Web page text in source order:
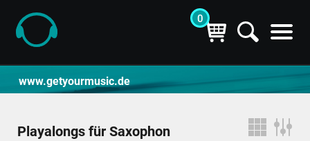
0
www.getyourmusic.de
Playalongs für Saxophon